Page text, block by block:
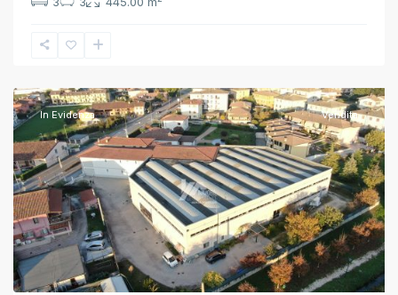
Casaglia
In Evidenza Vendita